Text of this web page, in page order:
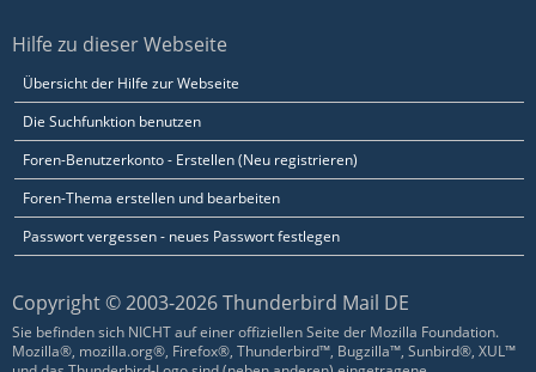
Hilfe zu dieser Webseite
Übersicht der Hilfe zur Webseite
Die Suchfunktion benutzen
Foren-Benutzerkonto - Erstellen (Neu registrieren)
Foren-Thema erstellen und bearbeiten
Passwort vergessen - neues Passwort festlegen
Copyright © 2003-2026 Thunderbird Mail DE
Sie befinden sich NICHT auf einer offiziellen Seite der Mozilla Foundation.
Mozilla®, mozilla.org®, Firefox®, Thunderbird™, Bugzilla™, Sunbird®, XUL™